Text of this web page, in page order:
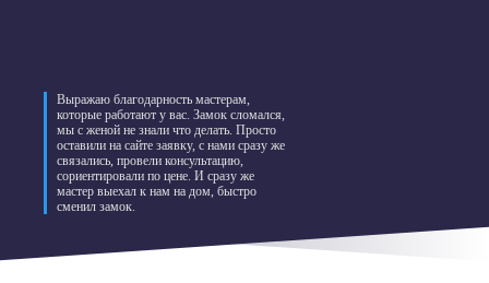
Выражаю благодарность мастерам,
которые работают у вас. Замок сломался,
мы с женой не знали что делать. Просто
оставили на сайте заявку, с нами сразу же
связались, провели консультацию,
сориентировали по цене. И сразу же
мастер выехал к нам на дом, быстро
сменил замок.